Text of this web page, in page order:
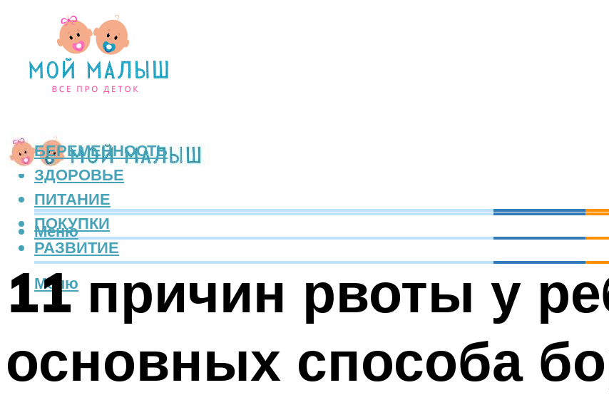
БЕРЕМЕННОСТЬ
ЗДОРОВЬЕ
ПИТАНИЕ
ПОКУПКИ
РАЗВИТИЕ
Меню
Меню
11 причин рвоты у
основных способа